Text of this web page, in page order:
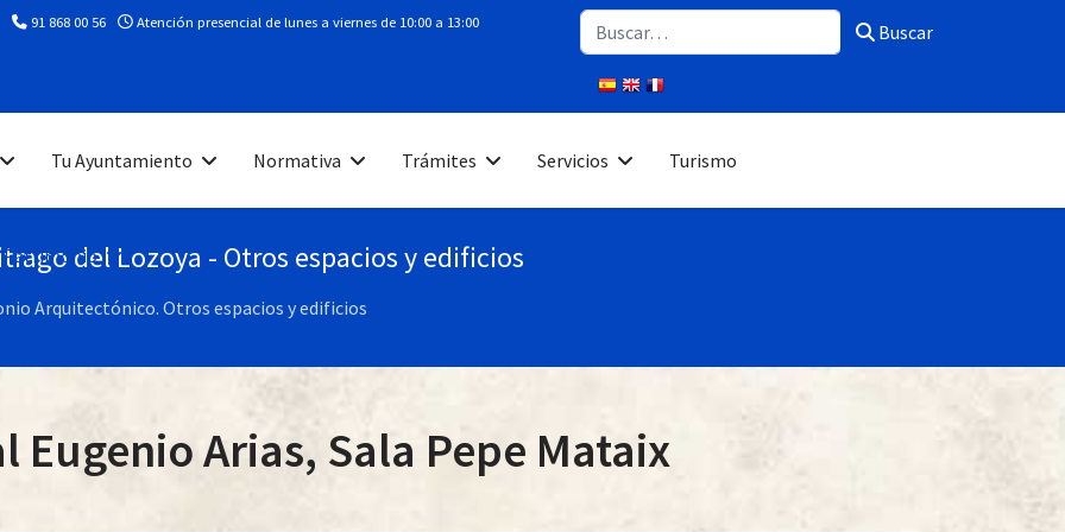
91 868 00 56 Atención presencial de lunes a viernes de 10:00 a 13:00 Buscar Buscar
Tu Ayuntamiento Normativa Trámites Servicios Turismo
Patrimoniodel Lozoya - Otros espacios y edificios
Arquitectónico. Otros espacios y edificios
Arias, Sala Pepe Mataix